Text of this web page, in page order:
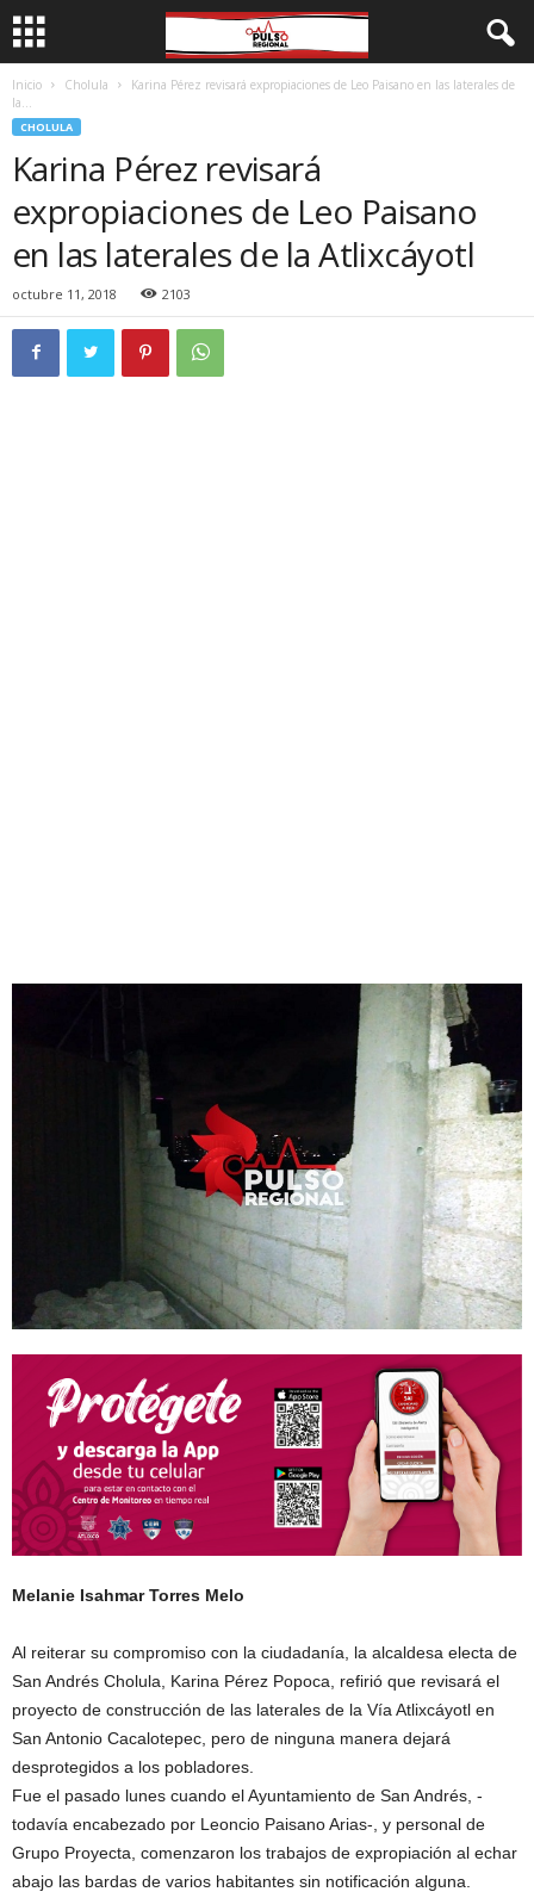
Inicio Cholula
Karina Pérez revisará expropiaciones de Leo Paisano en las laterales de
la...
CHOLULA
Karina Pérez revisará
expropiaciones de Leo Paisano
en las laterales de la Atlixcáyotl
octubre 11, 2018 2103
Melanie Isahmar Torres Melo
Al reiterar su compromiso con la ciudadanía, la alcaldesa electa de
San Andrés Cholula, Karina Pérez Popoca, refirió que revisará el
proyecto de construcción de las laterales de la Vía Atlixcáyotl en
San Antonio Cacalotepec, pero de ninguna manera dejará
desprotegidos a los pobladores.
Fue el pasado lunes cuando el Ayuntamiento de San Andrés, -
todavía encabezado por Leoncio Paisano Arias-, y personal de
Grupo Proyecta, comenzaron los trabajos de expropiación al echar
abajo las bardas de varios habitantes sin notificación alguna.